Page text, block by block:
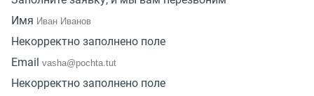
Имя
Некорректно заполнено поле
Email
Некорректно заполнено поле